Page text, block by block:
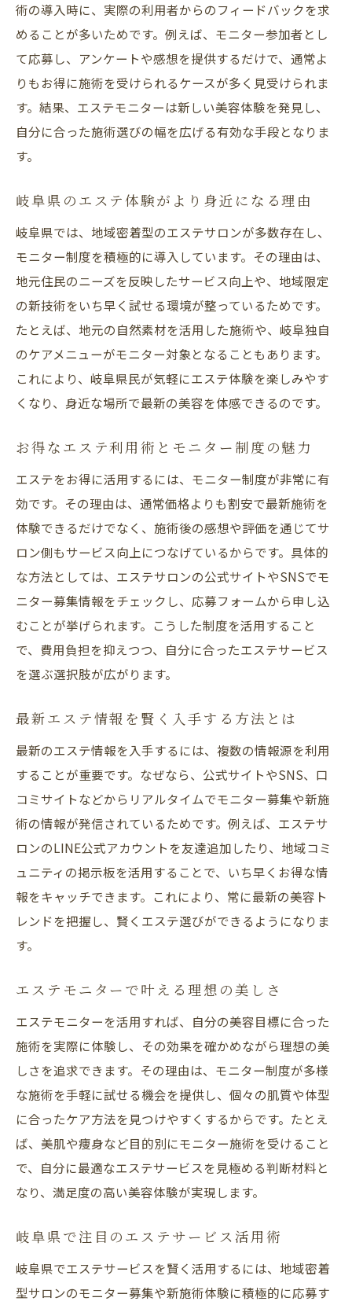
応募から体験までのエステ美肌ステップ
憧れの美容施術を賢く選ぶ秘訣とは
理想の美容施術を選ぶためのエステ活用術
エステ体験で分かる賢い施術選びのコツ
自分に合うエステ施術を見極めるポイント
岐阜県で注目の美容施術トレンド解説
低価格で叶う岐阜県の最新美容ケア
エステモニターで最新美容ケアを低価格体
験
お得に始める岐阜県のエステ美容ケア事情
低価格エステが注目される理由とその魅力
最新エステ施術を賢く体験する方法まとめ
エステモニター制度とコスパ重視の選び方
エステ体験ならモニター制度が狙い目
エステ体験をお得にするモニター制度の魅
力
モニター利用でエステ体験の幅が広がる理
由
エステモニター活用で手軽に美容体験を実
現
モニター応募前に知っておきたいポイント
モニター制度が人気の理由と実際の流れ
美しさを磨くエステ活用術を徹底解説
エステモニターで美しさを磨く具体的方法
エステ体験で実感する美容効果の高め方
モニター制度を最大限活用するテクニック
美肌と痩身を両立するエステ選びのコツ
エステ体験後に継続した美しさを保つ秘訣
岐阜県で人気のエステ活用術を伝授
安心してエステを受けるための選び方とは
モニター参加前に確認すべきポイント紹介
信頼できるエステ選びの重要な基準とは
エステモニターのリスクと上手な活用法
賢く安全にエステモニターを体験する方法
納得の美を得るためのエステ選びガイド
自分に合うエステを選ぶための大切な視点
エステモニターで納得の美を手に入れる方
理想の結果を得るエステ体験の進め方とは
納得できる美容施術の選び方とその流れ
エステ体験後の満足度を高めるポイント
術の導入時に、実際の利用者からのフィードバックを求
めることが多いためです。例えば、モニター参加者とし
て応募し、アンケートや感想を提供するだけで、通常よ
りもお得に施術を受けられるケースが多く見受けられま
す。結果、エステモニターは新しい美容体験を発見し、
自分に合った施術選びの幅を広げる有効な手段となりま
す。
岐阜県のエステ体験がより身近になる理由
岐阜県では、地域密着型のエステサロンが多数存在し、
モニター制度を積極的に導入しています。その理由は、
地元住民のニーズを反映したサービス向上や、地域限定
の新技術をいち早く試せる環境が整っているためです。
たとえば、地元の自然素材を活用した施術や、岐阜独自
のケアメニューがモニター対象となることもあります。
これにより、岐阜県民が気軽にエステ体験を楽しみやす
くなり、身近な場所で最新の美容を体感できるのです。
お得なエステ利用術とモニター制度の魅力
エステをお得に活用するには、モニター制度が非常に有
効です。その理由は、通常価格よりも割安で最新施術を
体験できるだけでなく、施術後の感想や評価を通じてサ
ロン側もサービス向上につなげているからです。具体的
な方法としては、エステサロンの公式サイトやSNSでモ
ニター募集情報をチェックし、応募フォームから申し込
むことが挙げられます。こうした制度を活用すること
で、費用負担を抑えつつ、自分に合ったエステサービス
を選ぶ選択肢が広がります。
最新エステ情報を賢く入手する方法とは
最新のエステ情報を入手するには、複数の情報源を利用
することが重要です。なぜなら、公式サイトやSNS、口
コミサイトなどからリアルタイムでモニター募集や新施
術の情報が発信されているためです。例えば、エステサ
ロンのLINE公式アカウントを友達追加したり、地域コミ
ュニティの掲示板を活用することで、いち早くお得な情
報をキャッチできます。これにより、常に最新の美容ト
レンドを把握し、賢くエステ選びができるようになりま
す。
エステモニターで叶える理想の美しさ
エステモニターを活用すれば、自分の美容目標に合った
施術を実際に体験し、その効果を確かめながら理想の美
しさを追求できます。その理由は、モニター制度が多様
な施術を手軽に試せる機会を提供し、個々の肌質や体型
に合ったケア方法を見つけやすくするからです。たとえ
ば、美肌や痩身など目的別にモニター施術を受けること
で、自分に最適なエステサービスを見極める判断材料と
なり、満足度の高い美容体験が実現します。
岐阜県で注目のエステサービス活用術
岐阜県でエステサービスを賢く活用するには、地域密着
型サロンのモニター募集や新施術体験に積極的に応募す